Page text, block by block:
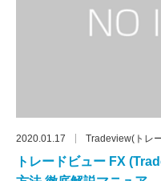
2020.01.17 Tradeview(トレ
トレードビュー FX